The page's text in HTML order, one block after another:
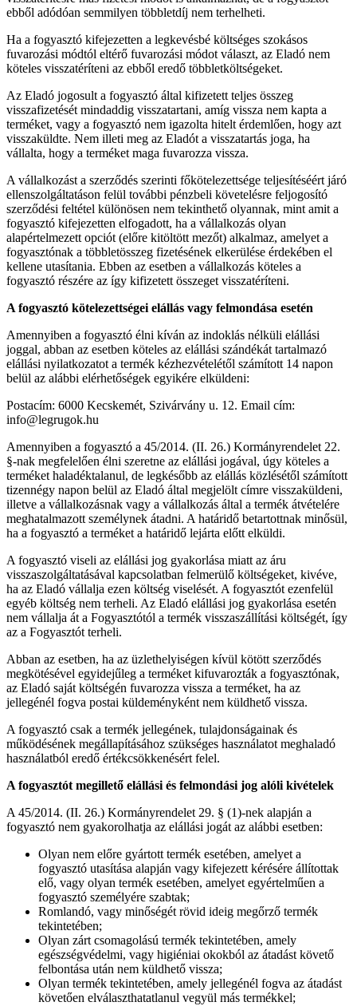
ebből adódóan semmilyen többletdíj nem terhelheti.
Ha a fogyasztó kifejezetten a legkevésbé költséges szokásos
fuvarozási módtól eltérő fuvarozási módot választ, az Eladó nem
köteles visszatéríteni az ebből eredő többletköltségeket.
Az Eladó jogosult a fogyasztó által kifizetett teljes összeg
visszafizetését mindaddig visszatartani, amíg vissza nem kapta a
terméket, vagy a fogyasztó nem igazolta hitelt érdemlően, hogy azt
visszaküldte. Nem illeti meg az Eladót a visszatartás joga, ha
vállalta, hogy a terméket maga fuvarozza vissza.
A vállalkozást a szerződés szerinti főkötelezettsége teljesítéséért járó
ellenszolgáltatáson felül további pénzbeli követelésre feljogosító
szerződési feltétel különösen nem tekinthető olyannak, mint amit a
fogyasztó kifejezetten elfogadott, ha a vállalkozás olyan
alapértelmezett opciót (előre kitöltött mezőt) alkalmaz, amelyet a
fogyasztónak a többletösszeg fizetésének elkerülése érdekében el
kellene utasítania. Ebben az esetben a vállalkozás köteles a
fogyasztó részére az így kifizetett összeget visszatéríteni.
A fogyasztó kötelezettségei elállás vagy felmondása esetén
Amennyiben a fogyasztó élni kíván az indoklás nélküli elállási
joggal, abban az esetben köteles az elállási szándékát tartalmazó
elállási nyilatkozatot a termék kézhezvételétől számított 14 napon
belül az alábbi elérhetőségek egyikére elküldeni:
Postacím: 6000 Kecskemét, Szivárvány u. 12. Email cím:
info@legrugok.hu
Amennyiben a fogyasztó a 45/2014. (II. 26.) Kormányrendelet 22.
§-nak megfelelően élni szeretne az elállási jogával, úgy köteles a
terméket haladéktalanul, de legkésőbb az elállás közlésétől számított
tizennégy napon belül az Eladó által megjelölt címre visszaküldeni,
illetve a vállalkozásnak vagy a vállalkozás által a termék átvételére
meghatalmazott személynek átadni. A határidő betartottnak minősül,
ha a fogyasztó a terméket a határidő lejárta előtt elküldi.
A fogyasztó viseli az elállási jog gyakorlása miatt az áru
visszaszolgáltatásával kapcsolatban felmerülő költségeket, kivéve,
ha az Eladó vállalja ezen költség viselését. A fogyasztót ezenfelül
egyéb költség nem terheli. Az Eladó elállási jog gyakorlása esetén
nem vállalja át a Fogyasztótól a termék visszaszállítási költségét, így
az a Fogyasztót terheli.
Abban az esetben, ha az üzlethelyiségen kívül kötött szerződés
megkötésével egyidejűleg a terméket kifuvarozták a fogyasztónak,
az Eladó saját költségén fuvarozza vissza a terméket, ha az
jellegénél fogva postai küldeményként nem küldhető vissza.
A fogyasztó csak a termék jellegének, tulajdonságainak és
működésének megállapításához szükséges használatot meghaladó
használatból eredő értékcsökkenésért felel.
A fogyasztót megillető elállási és felmondási jog alóli kivételek
A 45/2014. (II. 26.) Kormányrendelet 29. § (1)-nek alapján a
fogyasztó nem gyakorolhatja az elállási jogát az alábbi esetben:
Olyan nem előre gyártott termék esetében, amelyet a
fogyasztó utasítása alapján vagy kifejezett kérésére állítottak
elő, vagy olyan termék esetében, amelyet egyértelműen a
fogyasztó személyére szabtak;
Romlandó, vagy minőségét rövid ideig megőrző termék
tekintetében;
Olyan zárt csomagolású termék tekintetében, amely
egészségvédelmi, vagy higiéniai okokból az átadást követő
felbontása után nem küldhető vissza;
Olyan termék tekintetében, amely jellegénél fogva az átadást
követően elválaszthatatlanul vegyül más termékkel;